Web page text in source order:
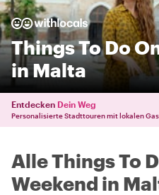
Things To Do
in Malta
Entdecken Dein Weg
Personalisierte Stadttouren mit lokalen
Alle Things To
Weekend in